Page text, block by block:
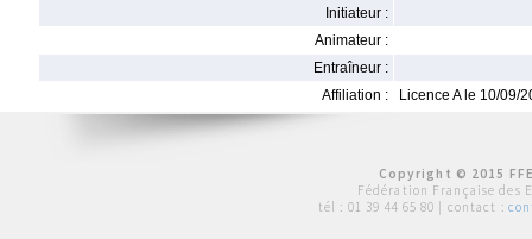
Initiateur :
Animateur :
Entraîneur :
Affiliation :
Licence A le 10/09/
Copyright © 2015
Fédération Française des
tél : 01 39 44 65 80 | contact :